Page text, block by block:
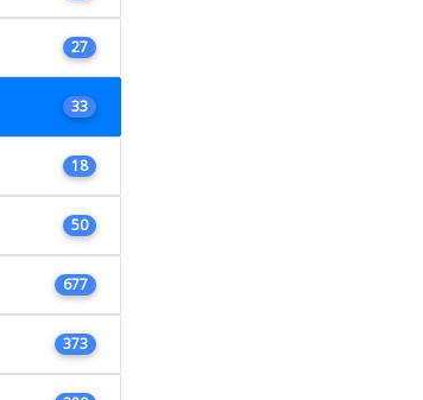
27
33
18
50
677
373